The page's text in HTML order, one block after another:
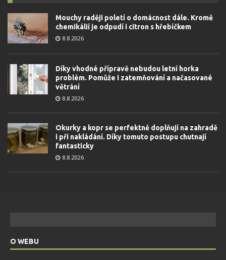
Mouchy raději poletí o domácnost dále. Kromě
chemikálií je odpudí i citron s hřebíčkem
8.8.2026
Díky vhodné přípravě nebudou letní horka
problém. Pomůže i zatemňování a načasované
větrání
8.8.2026
Okurky a kopr se perfektně doplňují na zahradě
i při nakládání. Díky tomuto postupu chutnají
fantasticky
8.8.2026
O WEBU